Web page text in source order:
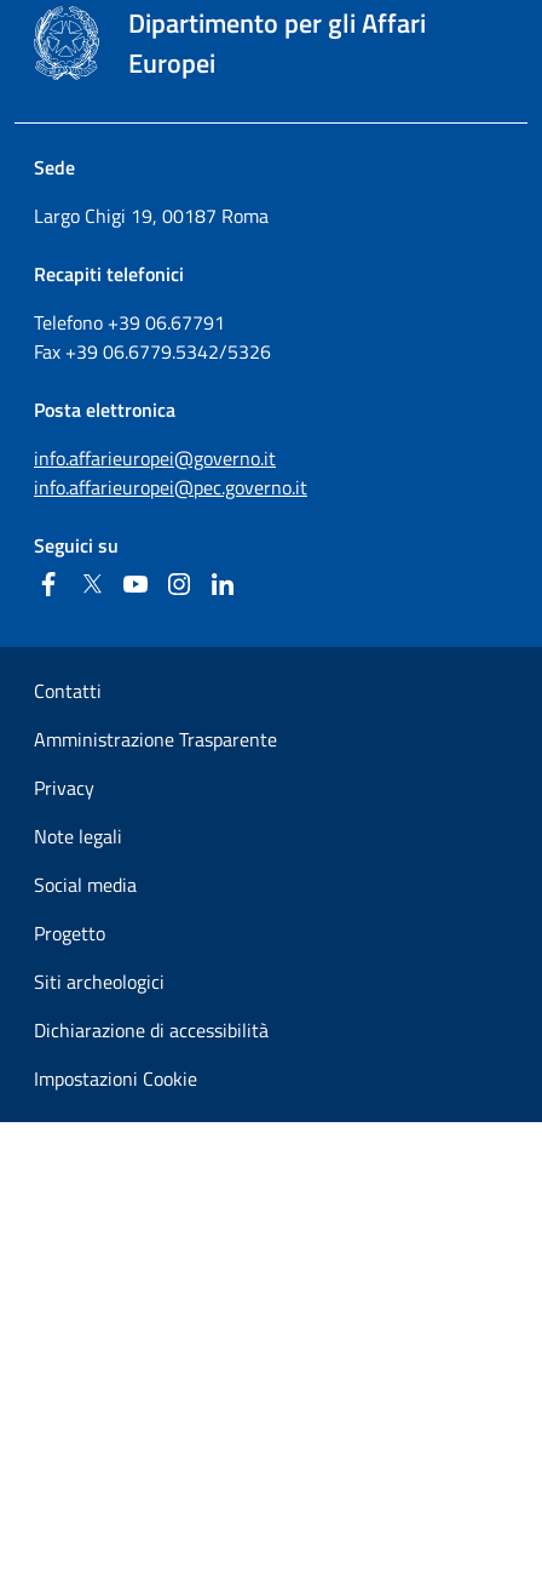
Dipartimento per gli Affari
Europei
Sede
Largo Chigi 19, 00187 Roma
Recapiti telefonici
Telefono +3906.67791
Fax +3906.6779.5342/5326
Posta elettronica
info.affarieuropei@governo.it
info.affarieuropei@pec.governo.it
Seguici su
FacebookTwitter YouTubeInstagram
Sezione Link Utili
Contatti
Amministrazione Trasparente
Privacy
Note legali
Social media
Progetto
Siti archeologici
Dichiarazione di accessibilità
Impostazioni Cookie